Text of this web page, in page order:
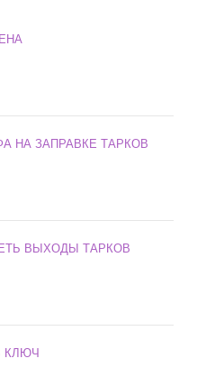
НА ЗАПРАВКЕ ТАРКОВ
ВЫХОДЫ ТАРКОВ
КЛЮЧ